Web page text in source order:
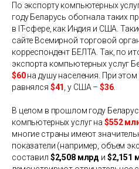
По экспорту компьютерных
году Беларусь обогнала таких
в IT-cфере, как Индия и США.
сайте Всемирной торговой
корреспондент БЕЛТА. Так, по
экспорта компьютерных услуг
$60на душу населения. При этом
равнялся $41 , у США – $36.
В целом в прошлом году
компьютерных услуг на $552
многие страны имеют
показатели (например, объем
составил $2,508 млрд и $2,151